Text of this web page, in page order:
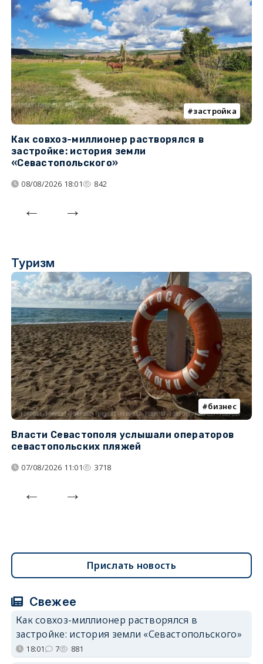
застройка
Как совхоз-миллионер растворялся в
застройке: история земли
«Севастопольского»
08/08/2026 18:01 842
Туризм
бизнес
Власти Севастополя услышали операторов
севастопольских пляжей
07/08/2026 11:01 3718
Прислать новость
Свежее
Как совхоз-миллионер растворялся в
застройке: история земли «Севастопольского»
18:01 7 881